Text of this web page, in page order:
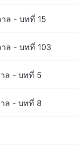
ล - บทที่ 15
ล - บทที่ 103
าล - บทที่ 5
าล - บทที่ 8